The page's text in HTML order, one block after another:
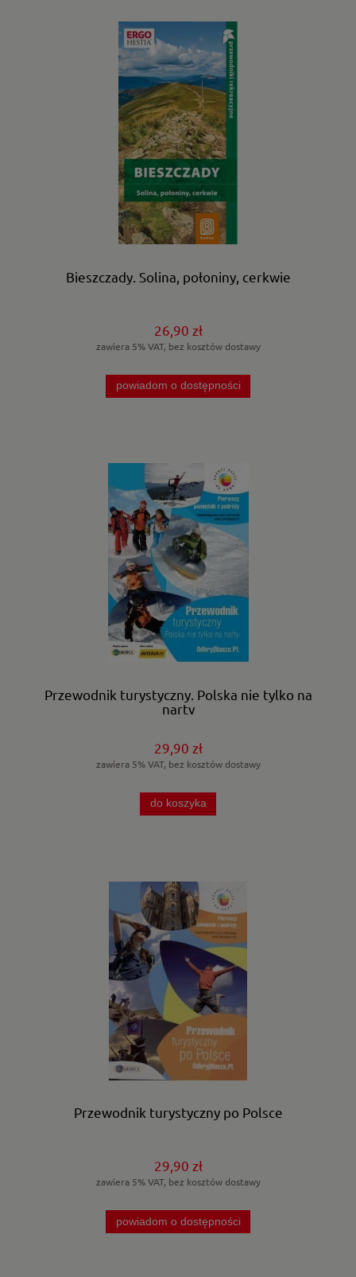
Bieszczady. Solina, połoniny, cerkwie
26,90 zł
zawiera 5% VAT, bez kosztów dostawy
powiadom o dostępności
Przewodnik turystyczny. Polska nie tylko na
narty
29,90 zł
zawiera 5% VAT, bez kosztów dostawy
do koszyka
Przewodnik turystyczny po Polsce
29,90 zł
zawiera 5% VAT, bez kosztów dostawy
powiadom o dostępności